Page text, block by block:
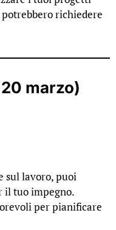
richiedere
marzo)
sul lavoro, puoi
il tuo impegno.
per pianificare